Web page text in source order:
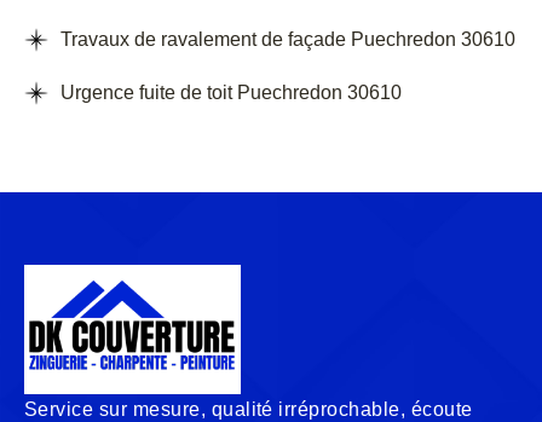
Travaux de ravalement de façade Puechredon 30610
Urgence fuite de toit Puechredon 30610
Service sur mesure, qualité irréprochable, écoute